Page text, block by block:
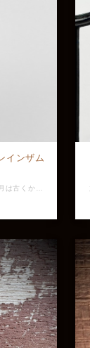
インザム